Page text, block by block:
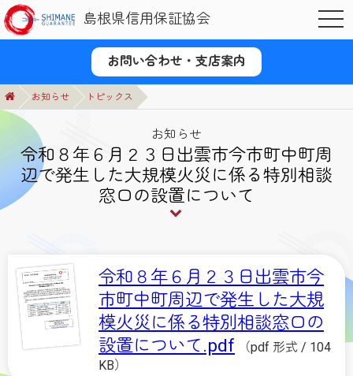
島根県信用保証協会
お問い合わせ・支店案内
お知らせ トピックス
お知らせ
令和８年６月２３日出雲市今市町中町周
辺で発生した大規模火災に係る特別相談
窓口の設置について
令和８年６月２３日出雲市今
市町中町周辺で発生した大規
模火災に係る特別相談窓口の
設置について.pdf （pdf 形式 / 104
KB）